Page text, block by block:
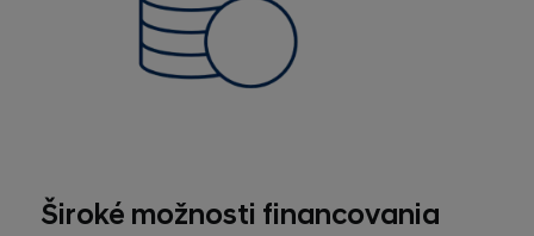
Široké možnosti financovania